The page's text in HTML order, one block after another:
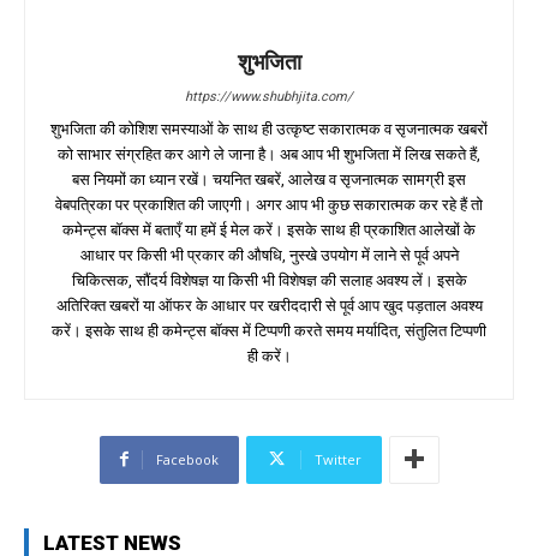
शुभजिता
https://www.shubhjita.com/
शुभजिता की कोशिश समस्याओं के साथ ही उत्कृष्ट सकारात्मक व सृजनात्मक खबरों
को साभार संग्रहित कर आगे ले जाना है। अब आप भी शुभजिता में लिख सकते हैं,
बस नियमों का ध्यान रखें। चयनित खबरें, आलेख व सृजनात्मक सामग्री इस
वेबपत्रिका पर प्रकाशित की जाएगी। अगर आप भी कुछ सकारात्मक कर रहे हैं तो
कमेन्ट्स बॉक्स में बताएँ या हमें ई मेल करें। इसके साथ ही प्रकाशित आलेखों के
आधार पर किसी भी प्रकार की औषधि, नुस्खे उपयोग में लाने से पूर्व अपने
चिकित्सक, सौंदर्य विशेषज्ञ या किसी भी विशेषज्ञ की सलाह अवश्य लें। इसके
अतिरिक्त खबरों या ऑफर के आधार पर खरीददारी से पूर्व आप खुद पड़ताल अवश्य
करें। इसके साथ ही कमेन्ट्स बॉक्स में टिप्पणी करते समय मर्यादित, संतुलित टिप्पणी
ही करें।
Facebook Twitter
LATEST NEWS